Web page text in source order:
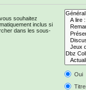
souhaitez
inclus si
dans les sous-
Oui